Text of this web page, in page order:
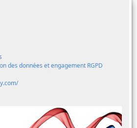
des données et engagement RGPD